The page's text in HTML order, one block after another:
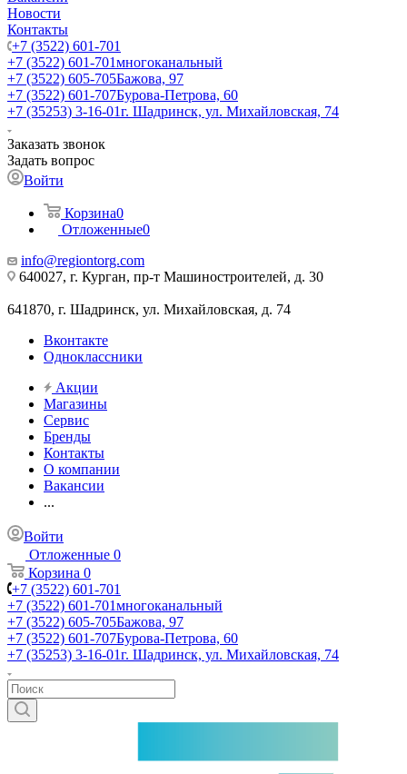
Новости
Контакты
+7 (3522) 601-701
+7 (3522) 601-701многоканальный
+7 (3522) 605-705Бажова, 97
+7 (3522) 601-707Бурова-Петрова, 60
+7 (35253) 3-16-01г. Шадринск, ул. Михайловская, 74
Заказать звонок
Задать вопрос
Войти
Корзина0
Отложенные0
info@regiontorg.com
640027, г. Курган, пр-т Машиностроителей, д. 30
641870, г. Шадринск, ул. Михайловская, д. 74
Вконтакте
Одноклассники
Акции
Магазины
Сервис
Бренды
Контакты
О компании
Вакансии
...
Войти
Отложенные 0
Корзина 0
+7 (3522) 601-701
+7 (3522) 601-701многоканальный
+7 (3522) 605-705Бажова, 97
+7 (3522) 601-707Бурова-Петрова, 60
+7 (35253) 3-16-01г. Шадринск, ул. Михайловская, 74